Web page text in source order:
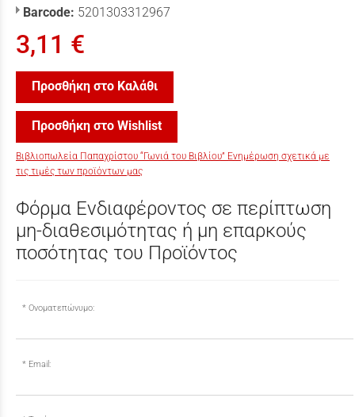
Barcode: 5201303312967
3,11 €
Προσθήκη στο Καλάθι
Προσθήκη στο Wishlist
Βιβλιοπωλεία Παπαχρίστου “Γωνιά του Βιβλίου” Ενημέρωση σχετικά με
τις τιμές των προϊόντων μας
Φόρμα Ενδιαφέροντος σε περίπτωση
μη-διαθεσιμότητας ή μη επαρκούς
ποσότητας του Προϊόντος
Ονοματεπώνυμο:
Email: